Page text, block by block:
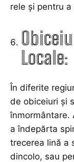
rele și pentru
Locale:
În diferite
de obiceiuri și
înmormântare.
a îndepărta
trecerea lină a
dincolo, sau